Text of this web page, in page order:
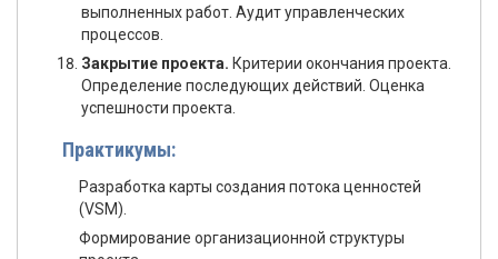
выполненных работ. Аудит управленческих
процессов.
Закрытие проекта. Критерии окончания проекта.
Определение последующих действий. Оценка
успешности проекта.
Практикумы:
Разработка карты создания потока ценностей
(VSM).
Формирование организационной структуры